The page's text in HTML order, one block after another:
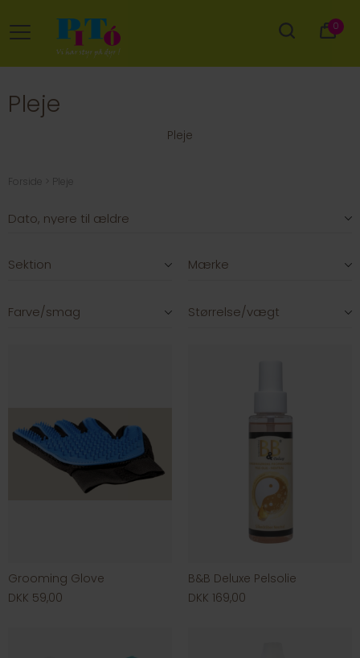
0
Pleje
Pleje
Forside Pleje
Sektion Mærke
Farve/smag Størrelse/vægt
Grooming Glove
DKK 59,00
B&B Deluxe Pelsolie
DKK 169,00